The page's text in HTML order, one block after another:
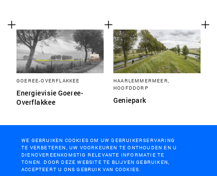
GOEREE-OVERFLAKKEE
Energievisie Goeree-
Overflakkee
HAARLEMMERMEER,
HOOFDDORP
Geniepark
WE GEBRUIKEN COOKIES OM UW GEBRUIKERSERVARING
TE VERBETEREN, UW VOORKEUREN TE ONTHOUDEN EN U
DIENOVEREENKOMSTIG RELEVANTE INFORMATIE TE
TONEN. DOOR DEZE WEBSITE TE BLIJVEN GEBRUIKEN,
ACCEPTEERT U ONS GEBRUIK VAN COOKIES.